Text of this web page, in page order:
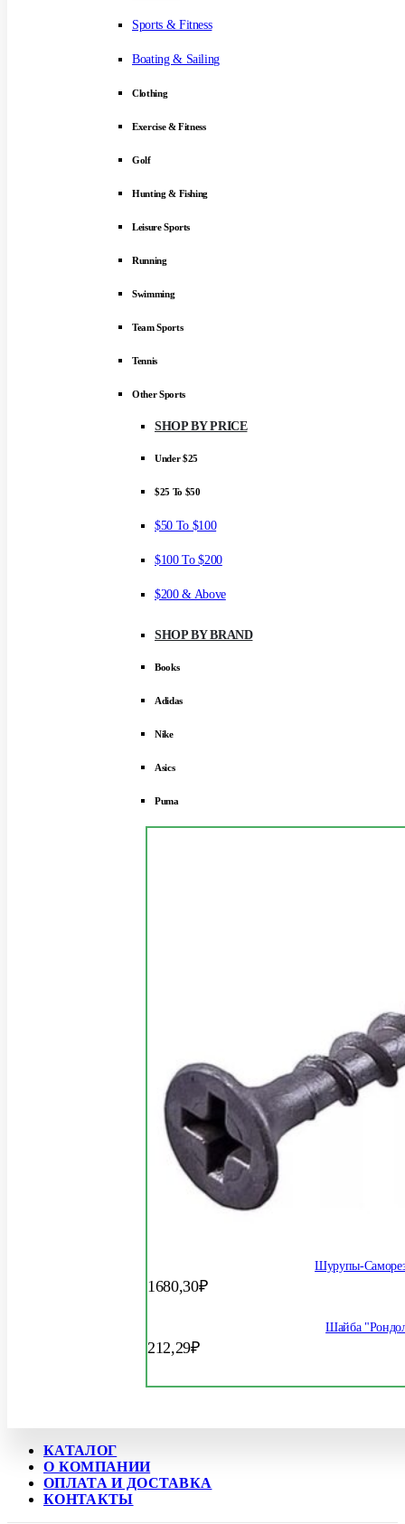
Sports & Fitness
Boating & Sailing
Clothing
Exercise & Fitness
Golf
Hunting & Fishing
Leisure Sports
Running
Swimming
Team Sports
Tennis
Other Sports
SHOP BY PRICE
Under $25
$25 To $50
$50 To $100
$100 To $200
$200 & Above
SHOP BY BRAND
Books
Adidas
Nike
Asics
Puma
Шурупы-
1680,30₽
Шайба
212,29₽
КАТАЛОГ
О КОМПАНИИ
ОПЛАТА И ДОСТАВКА
КОНТАКТЫ